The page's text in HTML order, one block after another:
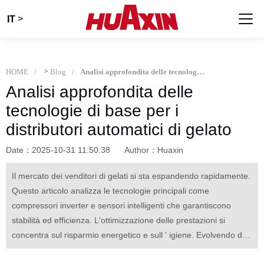
IT >
HOME > Blog Analisi approfondita delle tecnologie di base per i distributori automatici di gelato
Analisi approfondita delle
tecnologie di base per i
distributori automatici di gelato
Date：2025-10-31 11:50:38 Author：Huaxin
Il mercato dei venditori di gelati si sta espandendo rapidamente.
Questo articolo analizza le tecnologie principali come
compressori inverter e sensori intelligenti che garantiscono
stabilità ed efficienza. L'ottimizzazione delle prestazioni si
concentra sul risparmio energetico e sull ' igiene. Evolvendo da
semplici dispositivi, le macchine moderne sono terminali